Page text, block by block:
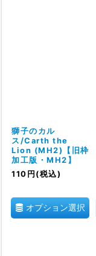
獅子のカル
ス/Carth the
Lion (MH2)【旧枠
加工版・MH2】
110 円 (税込)
オプション選択